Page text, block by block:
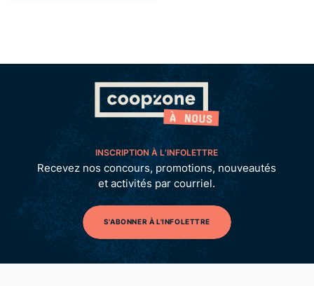
INSCRIPTION À L’INFOLETTRE
Recevez nos concours, promotions, nouveautés
et activités par courriel.
S'ABONNER À L'INFOLETTRE